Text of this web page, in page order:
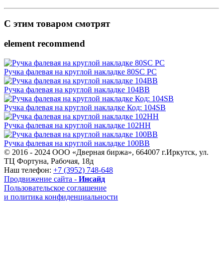
С этим товаром смотрят
element recommend
Ручка фалевая на круглой накладке 80SC PC
Ручка фалевая на круглой накладке 104BB
Ручка фалевая на круглой накладке Код: 104SB
Ручка фалевая на круглой накладке 102HH
Ручка фалевая на круглой накладке 100BB
© 2016 - 2024 ООО «Дверная биржа», 664007 г.Иркутск, ул.
ТЦ Фортуна, Рабочая, 18д
Наш телефон: +7 (3952) 748-648
Продвижение сайта - Инсайд
Пользовательское соглашение
и политика конфиденциальности